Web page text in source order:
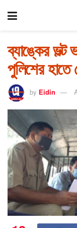
ব্যাঙ্কের ভল্ট
পুলিশের
by Eidin